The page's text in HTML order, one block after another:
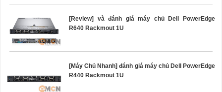
[Review] và đánh giá máy chủ Dell PowerEdge
R640 Rackmout 1U
[Máy Chủ Nhanh] đánh giá máy chủ Dell PowerEdge
R440 Rackmout 1U